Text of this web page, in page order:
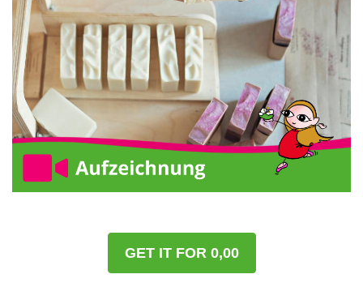
GET IT FOR 0,00